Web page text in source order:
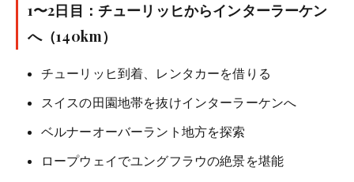
1〜2日目：チューリッヒからインターラーケン
へ（140km）
チューリッヒ到着、レンタカーを借りる
スイスの田園地帯を抜けインターラーケンへ
ベルナーオーバーラント地方を探索
ロープウェイでユングフラウの絶景を堪能